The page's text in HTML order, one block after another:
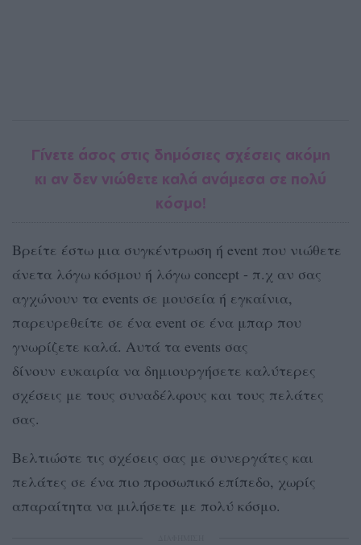
Γίνετε άσος στις δημόσιες σχέσεις ακόμη
κι αν δεν νιώθετε καλά ανάμεσα σε πολύ
κόσμο!
Βρείτε έστω μια συγκέντρωση ή event που νιώθετε
άνετα λόγω κόσμου ή λόγω concept - π.χ αν σας
αγχώνουν τα events σε μουσεία ή εγκαίνια,
παρευρεθείτε σε ένα event σε ένα μπαρ που
γνωρίζετε καλά. Αυτά τα events σας
δίνουν ευκαιρία να δημιουργήσετε καλύτερες
σχέσεις με τους συναδέλφους και τους πελάτες
σας.
Βελτιώστε τις σχέσεις σας με συνεργάτες και
πελάτες σε ένα πιο προσωπικό επίπεδο, χωρίς
απαραίτητα να μιλήσετε με πολύ κόσμο.